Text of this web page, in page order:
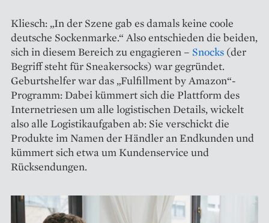
Kliesch: „In der Szene gab es damals keine coole
deutsche Sockenmarke.“ Also entschieden die beiden,
sich in diesem Bereich zu engagieren – Snocks (der
Begriff steht für Sneakersocks) war gegründet.
Geburtshelfer war das „Fulfillment by Amazon“-
Programm: Dabei kümmert sich die Plattform des
Internetriesen um alle logistischen Details, wickelt
also alle Logistik­aufgaben ab: Sie verschickt die
Produkte im Namen der Händler an Endkunden und
kümmert sich etwa um Kundenservice und
Rücksendungen.